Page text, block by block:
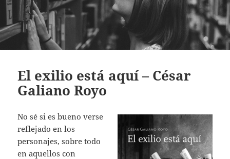
El exilio está aquí – César
Galiano Royo
No sé si es bueno verse
reflejado en los
personajes, sobre todo
en aquellos con